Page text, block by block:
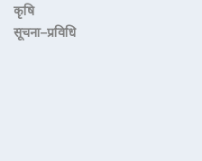
कृषि
सूचना–प्रविधि